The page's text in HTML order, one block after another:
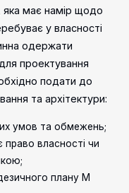
яка має намір щодо
у власності
одержати
проектування
подати до
та архітектури:
умов та обмежень;
власності чи
плану М